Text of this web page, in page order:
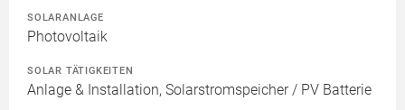
SOLARANLAGE
Photovoltaik
SOLAR TÄTIGKEITEN
Anlage & Installation, Solarstromspeicher / PV Batterie